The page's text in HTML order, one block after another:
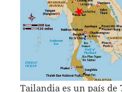
Tailandia es un país de